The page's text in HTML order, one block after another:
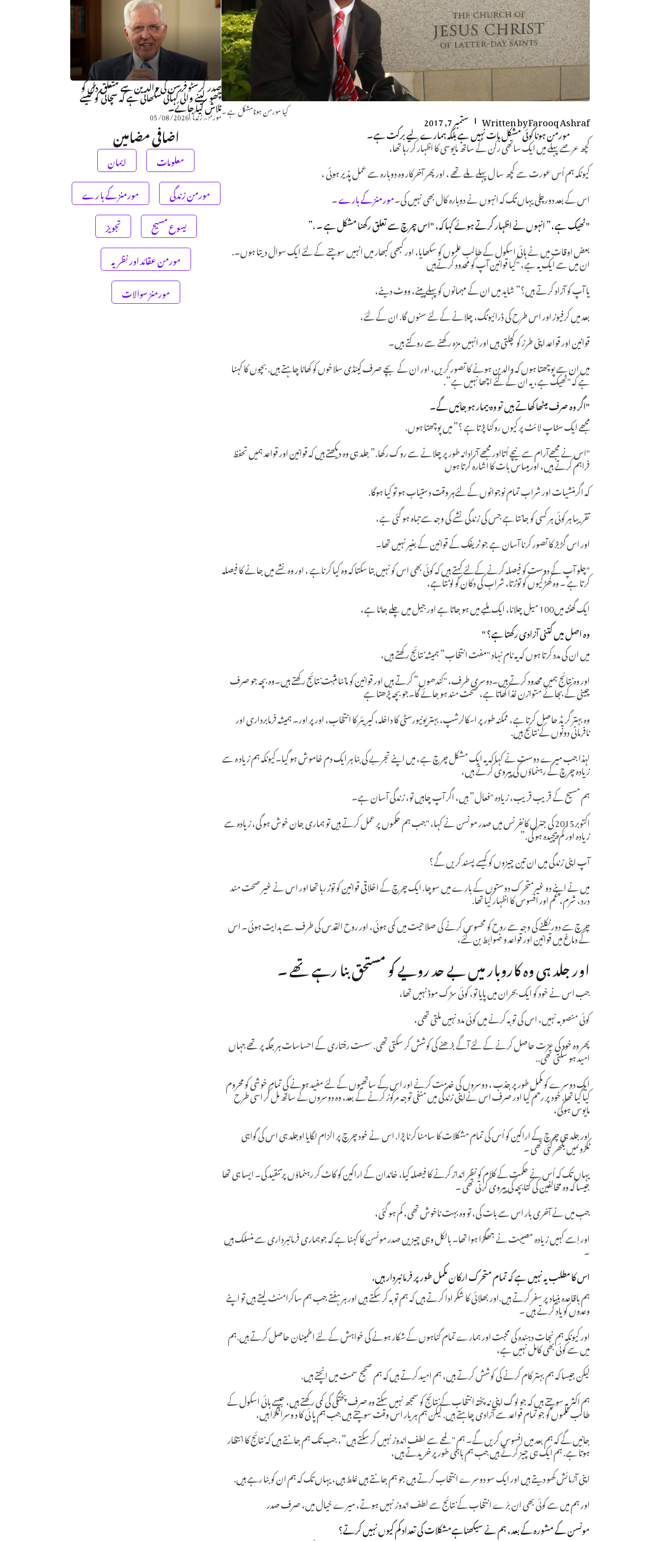
کیا مورمن ہونامشکل ہے ۔ Written byFarooq Ashraf ستمبر 7, 2017
مورمن ہونا کوئی مشکل بات نہیں ہے بلکہ ہمارے لیے برکت ہے۔
کچھ عرصے پہلے میں ایک ساتھی رکن کے ساتھ مایوسی کا اظہار کر رہا تھا،
کیونکہ ہم اُس عورت سے کچھ سا ل پہلے ملے تھے ، اور پھر آخرکار وہ دوبارہ سے عمل پذیر ہوئی ،
اس کے بعد دورچلی یہاں تک کہ انہوں نے دوبارہ کال بھی نہیں کی۔مورمنز کے بارے۔
"ٹھیک ہے،” انہوں نے اظہار کرتے ہوئے کہا کہ، "اس چرچ سے تعلق رکھنا مشکل ہے ۔ .”
بعض اوقات میں نے ہائی اسکول کے طالب علموں کو سکھایا، اور کبھی کبھار میں انہیں سوچنے کے لئے ایک سوال دیتا ہوں۔.
ان میں سے ایک یہ ہے، "کیا قوانین آپ کو محدود کرتےہیں
یا آپ کو آزاد کرتے ہیں؟” شاید میں ان کے مہمانوں کو پہلےپینے، ووٹ دینے،
بعد میں کرفیوز اور اس طرح کی ڈرائیونگ، چلانے کے لئے سنوں گا. ان کے لئے،
قوانین اور قواعد اپنی طرز کو کچلتی ہیں اور انہیں مزہ رکھنے سے روکتے ہیں۔
میں ان سے پوچھتا ہوں کہ والدین ہونے کا تصور کریں، اور ان کے بچے صرف کینڈی سلاخوں کو کھانا چاہتے ہیں. بچوں کا کہنا
ہے کہ "ٹھیک ہے، یہ ان کے لئے اچھا نہیں ہے”.
"اگر وہ صرف میٹھا کھاتے ہیں تو وہ بیمار ہو جائیں گے۔
مجھے ایک سٹاپ لائٹ پر کیوں روکنا پڑتا ہے ؟” میں پوچھتا ہوں.
"اس نے مجھےآرام سے نیچے اُتااور مجھے آزادانہ طور پر چلانے سے روک رکھا.” جلد ہی وہ دیکھتے ہیں کہ قوانین اور قواعد ہمیں تحفظ
فراہم کرتے ہیں، اور میںاس بات کا اشارہ کرتا ہوں
کہ اگرمنشیات اور شراب تمام نوجوانوں کے لئےہر وقت دستیاب ہو تو کیا ہوگا.
تقریبا ہر کوئی ہر کسی کو جانتا ہے جس کی زندگی نشے کی وجہ سے تباہ ہو گئی ہے،
اور اس گڑبڑ کا تصور کرنا آسان ہے جو ٹریفک کے قوانین کے بغیر نہیں تھا۔
"چلو آپ کے دوست کو فیصلہ کرنے کےلئےکہتے ہیں کہ کوئی بھی اس کو نہیں بتا سکتا کہ وہ کیا کرناہے ، اور وہ نشے میں جانے کا فیصلہ
کرتا ہے ۔ وہ کھڑکیوں کو توڑتا، شراب کی دکان کو لوٹتاہے،
ایک گھنٹہ میں100 میل چلانا، ایک ملبے میں ہو جاتا ہے اور جیل میں چلے جانا ہے،
وہ اصل میں کتنی آزادی رکھتا ہے؟ "
میں ان کی مدد کرتا ہوں کہ یہ نام نہاد "مفت انتخاب” ہمیشہ نتائج رکھتے ہیں،
اور وہ نتائج ہمیں محدود کرتے ہیں۔دوسری طرف، "کندھوں” کرتے ہیں اور قوانین کو ماننا مثبت نتائج رکھتے ہیں۔وہ بچہ جو صرف
چینی کے بجائے متوازن غذا کھاتا ہے، صحت مند ہو جائے گا۔جو بچہ پڑھتا ہے
وہ بہتر گریڈ حاصل کرتا ہے، ممکنہ طور پر اسکالرشپ، بہتر یونیورسٹی کا داخلہ، کیریئر کا انتخاب، اور پر اور۔ ہمیشہ فرمابرداری اور
نافرمانی دونوں کے نتائج ہیں.
لہذا جب میرے دوست نے کہا کہ یہ ایک مشکل چرچ ہے، میں اپنے تجربے کی بنا ہر ایک دم خاموش ہو گیا۔کیونکہ ہم زیاد ہ سے
زیادہ چرچ کے رہنماؤں کی پیروی کرتے ہیں،
ہم مسیح کے قریب قریب، زیادہ "فعال” ہیں، اگر آپ چاہیں تو، زندگی آسان ہے۔
اکتوبر2015 کی جنرل کانفرنس میں صدر مونسن نے کہا، "جب ہم حکموں پر عمل کرتے ہیں تو ہماری جان خوش ہو گی، زیادہ سے
زیادہ اور کم پیچیدہ ہو گی.”
آپ اپنی زندگی میں ان تین چیزوں کو کیسے پسند کریں گے؟
میں نے اپنے دو غیرمتحرک دوستوں کے بارے میں سوچا. ایک چرچ کے اخلاقی قوانین کو توڑ رہا تھا اور اس نے غیر صحت مند
درد، شرم، غم اور افسوس کا اظہار کیا تھا.
چرچ سے دور نکلنے کی وجہ سے روح کو محسوس کرنے کی صلاحیت میں کمی ہوئی، اور روح القدس کی طرف سے ہدایت ہوئی۔ اس
کے دماغ میں قوانین اور قواعد و ضوابط بن گئے،
اور جلد ہی وہ کاروبار میں بے حد رویے کو مستحق بنا رہے تھے ۔
جب اس نے خود کو ایک بحران میں پایا تو، کوئی سڑک موڈ نہیں تھا،
کوئی منصوبہ نہیں، اس کی توبہ کرنے میں کوئی مدد نہیں ملتی تھی،
پھر وہ خود کی عزت حاصل کرنے کے لئے آگے بڑھنے کی کوشش کر سکتی تھی. سست رفتاری کے احساسات ہر جگہ پر تھے جہاں
امید ہو سکتی تھی..
ایک دوسرے کو مکمل طور پر جذب ، دوسروں کی خدمت کرنے اور اس کے ساتھیوں کے لئے مفید ہونے کی تمام خوشی کو محروم
کیا گیا تھا. خود پر رحم کیا اور صرف اس نےاپنی زندگی میں منفی توجہ مرکوز کرنے کے بعد، وہ دوسروں کے ساتھ مل کر اسی طرح
مایوس ہوگئ،
اور جلد ہی چرچ کے اراکین کو اُس کی تمام مشکلات کا سامنا کرنا پڑا. اس نے خود چرچ پر الزام لگایا اوجلد ہی اس کی گواہی
ٹکڑوںمیں بکھر گئی تھی ۔
یہاں تک کہ اُس نے حکمت کے کلام کو نظر انداز کرنے کا فیصلہ کیا، خاندان کے اراکین کو کاٹ کر رہنماؤں پر تنقید کی۔ ایسا ہی تھا
جیسا کہ وہ مخالفین کی کتابچہ کی پیروی کرتی تھی ۔
جب میں نے آخری بار اس سے بات کی، تو وہ بہت ناخوش تھی، کم ہو گئی،
اور اِسے کہیں زیادہ مصیبت نے جھگڑا ہوا تھا۔ بالکل وہی چیزیں صدر مونسن کا کہنا ہے کہ جوہماری فرمانبرداری سے منسلک ہیں
۔
اس کا مطلب یہ نہیں ہے کہ تمام متحرک ارکان مکمل طور پر فرمانبردار ہیں.
ہم باقاعدہ بنیاد پر سفر کرتے ہیں.اور بھلائی کا شکر ادا کرتے ہیں کہ ہم توبہ کر سکتے ہیں اور ہر ہفتے جب ہم ساکرامنٹ لیتے ہیں تو اپنے
وعدوں کو یاد کرتے ہیں ۔
اور کیونکہ ہم نجات دہندہ کی محبت اور ہمارے تمام گناہوں کے شکار ہونے کی خواہش کے لئے اطمینان حاصل کرتے ہیں.ہم
میں سے کوئی بھی کامل نہیں ہے،
لیکن جیسا کہ ہم بہتر کام کرنے کی کوشش کرتے ہیں، ہم امید کرتے ہیں کہ ہم صحیح سمت میں انچتے ہیں.
ہم اکثر یہ سوچتے ہیں کہ جو لوگ اپنی نہ پختہ انتخاب کے نتائج کو سمجھ نہیں سکتے وہ صرف پختگی کی کمی رکھتے ہیں، جیسے ہائی اسکول کے
طالب علموں کو جو تمام قواعد سے آزادی چاہتے ہیں. لیکن ہم ہر بار اس وقت سوچتے ہیں جب ہم پا ئی کا د وسرا ٹکڑا ہیں،
جانیں گے کہ ہم بعد میں افسوس کریں گے۔ ہم "لمحے سے لطف اندوز نہیں کر سکتے ہیں”، جب تک ہم جانتے ہیں کہ نتائج کا انتظار
ہوتا ہے. ہم ایک ہی چیز کرتے ہیں جب ہم باہمی طور پر خریدتے ہیں،
اپنی آزمائش کھو دیتے ہیں اور ایک سو دوسرے انتخاب کرتے ہیں جو ہم جانتے ہیں غلط ہیں، یہاں تک کہ ہم ان کو بنا رہے ہیں.
اور ہم میں سے کوئی بھی ان برُے انتخاب کے نتائج سے لطف اندوز نہیں ہوتے، میرے خیال میں، صرف صدر
مونسن کے مشورہ کے بعد، ہم نے سیکھناہےمشکلات کی تعداد کم کیوں نہیں کرتے؟
صدر کرسٹوفرسن کی والدین سے متعلق دل کو
چھو لینے والی کہانی سکھاتی ہے کہ سچائی کو کیسے
تلاش کیا جائے۔
مورمن زندگی05/08/2026
اضافی مضامین
معلومات
ایمان
مورمن زندگی
مورمنز کے با رے
یسوع مسیح
تجویز
مورمن عقائد اور نظریہ
مورمنز سوالات